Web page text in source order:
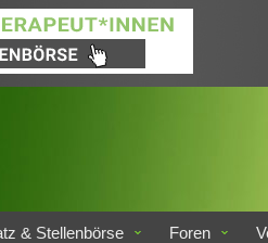
& Stellenbörse Foren